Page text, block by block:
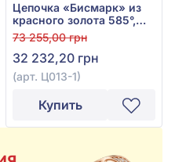
Цепочка «Бисмарк» из
красного золота 585°,
арт. Ц013-1
73 255,00 грн
32 232,20 грн
(арт. Ц013-1)
Купить